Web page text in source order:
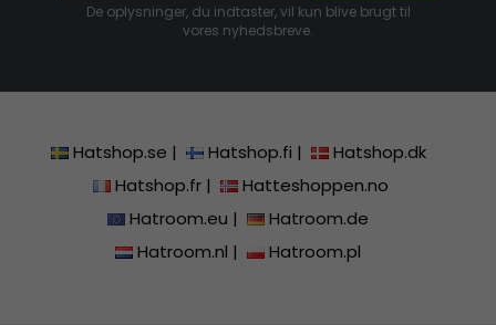
De oplysninger, du indtaster, vil kun blive brugt til
vores nyhedsbreve.
Hatshop.se | Hatshop.fi |
Hatshop.dk
Hatshop.fr|
Hatteshoppen.no
Hatroom.eu |
Hatroom.de
Hatroom.nl | Hatroom.pl